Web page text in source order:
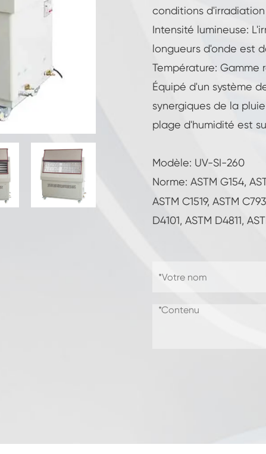
Chambre climatique CO2
Chambre cryogénique
Machine d'essai de stabilité thermique
Chambre de chauffage humide pour
modules PV
Chambre d'essai de climat et de
température
Chambre d'essai de résistance à la
congélation
Chambre froide chaude d'essai de
LV124 Choc de K-12 température et
conditions
Intensité lumineuse:
longueurs d'onde est
Température:
Équipé d'un système
synergiques de la
plage d'humidité est
Modèle: UV-SI-260
Norme: ASTM G154,
ASTM C1519, ASTM
D4101, ASTM D4811,